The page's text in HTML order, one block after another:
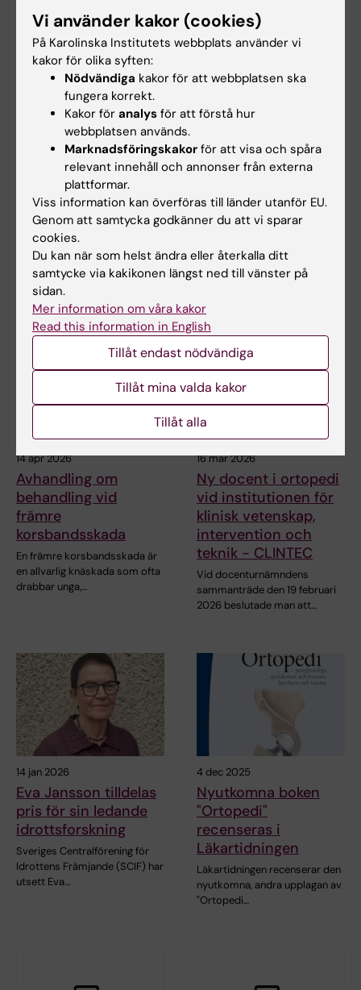
Complications following anterior cruciate
ligament reconstruction
Idrottsmedicin Ortopedi
Uppdaterad av:
Lilian Pagrot 2021-03-01
Dela
Relaterade artiklar
14 apr 2026
Avhandling om
behandling vid
främre
korsbandsskada
En främre korsbandsskada är
en allvarlig knäskada som ofta
drabbar unga,…
16 mar 2026
Ny docent i ortopedi
vid institutionen för
klinisk vetenskap,
intervention och
teknik - CLINTEC
Vid docenturnämndens
sammanträde den 19 februari
2026 beslutade man att…
14 jan 2026
Eva Jansson tilldelas
pris för sin ledande
idrottsforskning
Sveriges Centralförening för
Idrottens Främjande (SCIF) har
utsett Eva…
4 dec 2025
Nyutkomna boken
"Ortopedi"
recenseras i
Läkartidningen
Läkartidningen recenserar den
nyutkomna, andra upplagan av
"Ortopedi…
Vi använder kakor (cookies)
På Karolinska Institutets webbplats använder vi
kakor för olika syften:
Nödvändiga kakor för att webbplatsen ska
fungera korrekt.
Kakor för analys för att förstå hur
webbplatsen används.
Marknadsföringskakor för att visa och spåra
relevant innehåll och annonser från externa
plattformar.
Viss information kan överföras till länder utanför EU.
Genom att samtycka godkänner du att vi sparar
cookies.
Du kan när som helst ändra eller återkalla ditt
samtycke via kakikonen längst ned till vänster på
sidan.
Mer information om våra kakor
Read this information in English
Tillåt endast nödvändiga
Tillåt mina valda kakor
Tillåt alla